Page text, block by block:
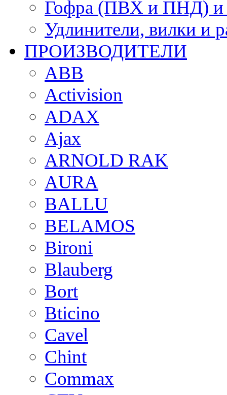
Гофра (ПВХ и ПНД) и
Удлинители, вилки и
ПРОИЗВОДИТЕЛИ
ABB
Activision
ADAX
Ajax
ARNOLD RAK
AURA
BALLU
BELAMOS
Bironi
Blauberg
Bort
Bticino
Cavel
Chint
Commax